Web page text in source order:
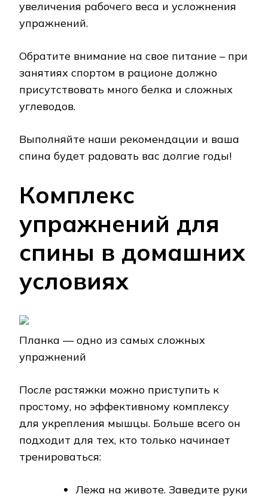
увеличения рабочего веса и усложнения
упражнений.
Обратите внимание на свое питание – при
занятиях спортом в рационе должно
присутствовать много белка и сложных
углеводов.
Выполняйте наши рекомендации и ваша
спина будет радовать вас долгие годы!
Комплекс
упражнений для
спины в домашних
условиях
Планка — одно из самых сложных
упражнений
После растяжки можно приступить к
простому, но эффективному комплексу
для укрепления мышцы. Больше всего он
подходит для тех, кто только начинает
тренироваться:
Лежа на животе. Заведите руки